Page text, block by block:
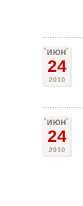
ИЮН
24
2010
ИЮН
24
2010